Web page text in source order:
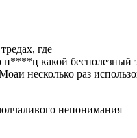
где
п****ц какой бесполезный
несколько раз